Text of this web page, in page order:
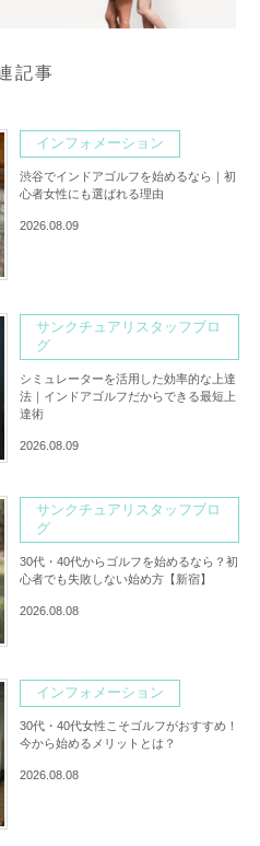
記事
インフォメーション
渋谷でインドアゴルフを始めるなら｜初
心者女性にも選ばれる理由
2026.08.09
サンクチュアリスタッフブロ
グ
シミュレーターを活用した効率的な上達
法｜インドアゴルフだからできる最短上
達術
2026.08.09
サンクチュアリスタッフブロ
グ
30代・40代からゴルフを始めるなら？初
心者でも失敗しない始め方【新宿】
2026.08.08
インフォメーション
30代・40代女性こそゴルフがおすすめ！
今から始めるメリットとは？
2026.08.08